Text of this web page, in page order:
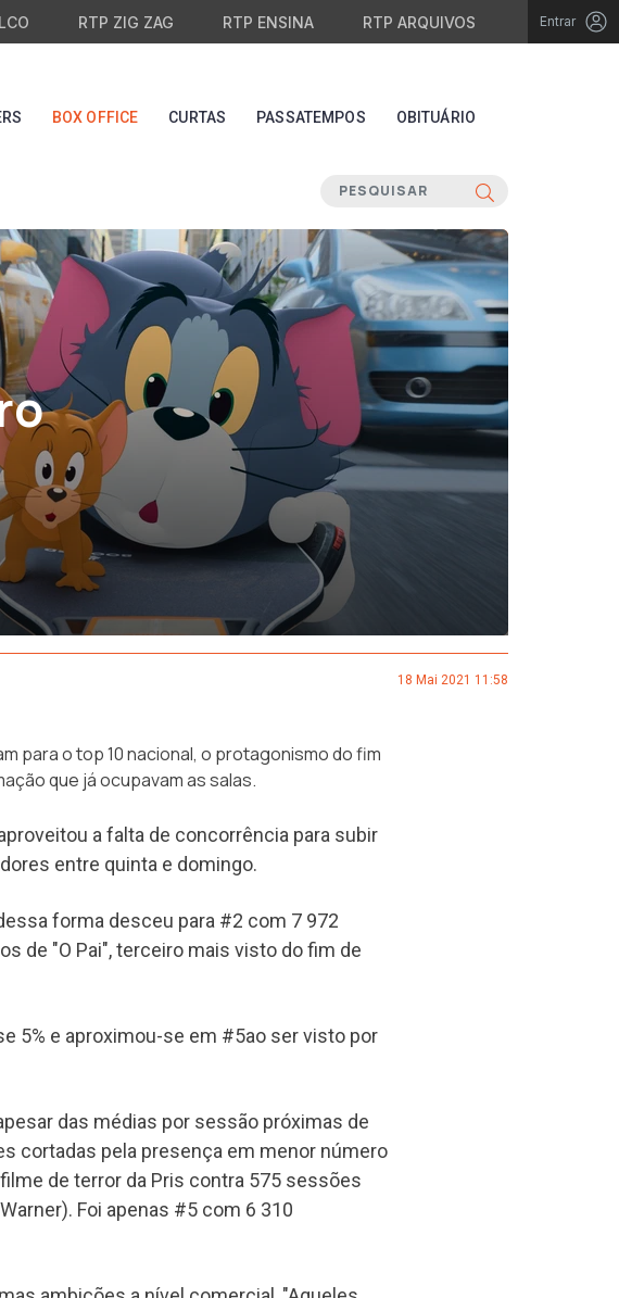
RTP ZIG ZAG RTP ENSINA RTP ARQUIVOS Entrar
BOX OFFICE CURTAS PASSATEMPOS OBITUÁRIO
18 Mai 2021 11:58
para o top 10 nacional, o protagonismo do fim
que já ocupavam as salas.
a falta de concorrência para subir
entre quinta e domingo.
forma desceu para #2 com 7 972
de "O Pai", terceiro mais visto do fim de
5% e aproximou-se em #5ao ser visto por
das médias por sessão próximas de
cortadas pela presença em menor número
de terror da Pris contra 575 sessões
Foi apenas #5 com 6 310